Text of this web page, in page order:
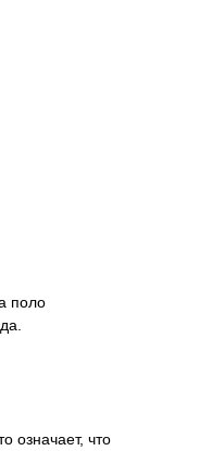
поло
означает, что